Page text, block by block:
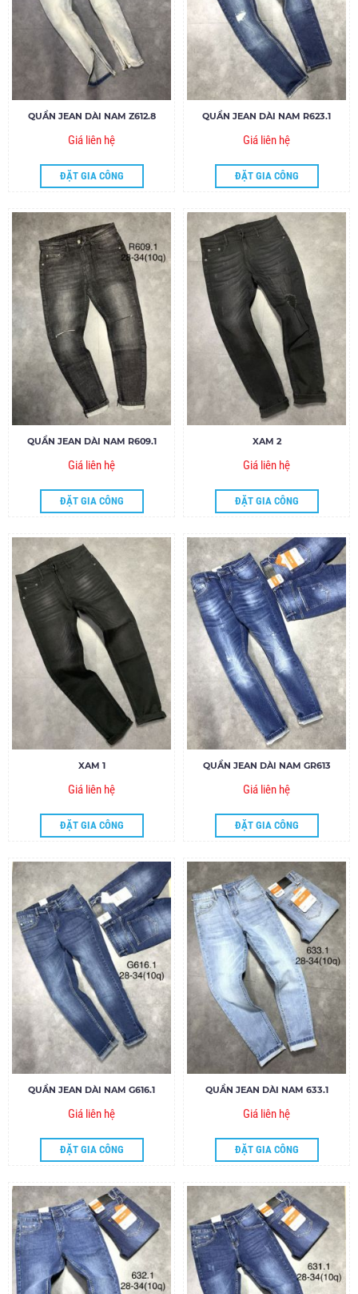
QUẦN JEAN DÀI NAM Z612.8
Giá liên hệ
ĐẶT GIA CÔNG
QUẦN JEAN DÀI NAM R623.1
Giá liên hệ
ĐẶT GIA CÔNG
QUẦN JEAN DÀI NAM R609.1
Giá liên hệ
ĐẶT GIA CÔNG
XAM 2
Giá liên hệ
ĐẶT GIA CÔNG
XAM 1
Giá liên hệ
ĐẶT GIA CÔNG
QUẦN JEAN DÀI NAM GR613
Giá liên hệ
ĐẶT GIA CÔNG
QUẦN JEAN DÀI NAM G616.1
Giá liên hệ
ĐẶT GIA CÔNG
QUẦN JEAN DÀI NAM 633.1
Giá liên hệ
ĐẶT GIA CÔNG